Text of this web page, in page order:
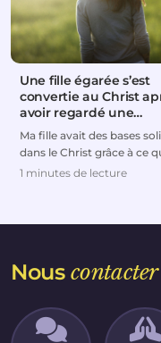
Une fille égarée s’est
convertie au Christ
avoir regardé une
émission télévisée
Ma fille avait des bases
dans le Christ grâce à ce
lui avais enseigné quand
1 minutes de lecture
Nouscontacter